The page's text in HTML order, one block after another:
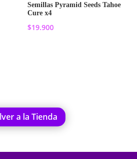
Semillas Pyramid Seeds Tahoe
Cure x4
$19.900
a la Tienda